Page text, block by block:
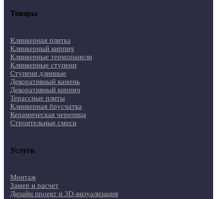
Товары
Клинкерная плитка
Клинкерный кирпич
Клинкерные термопанели
Клинкерные ступени
Ступени длинные
Декоративный камень
Декоративный кирпич
Терассные плиты
Клинкерная брусчатка
Керамическая черепица
Строительные смеси
Услуги
Монтаж
Замер и расчет
Дизайн проект и 3D-визуализация